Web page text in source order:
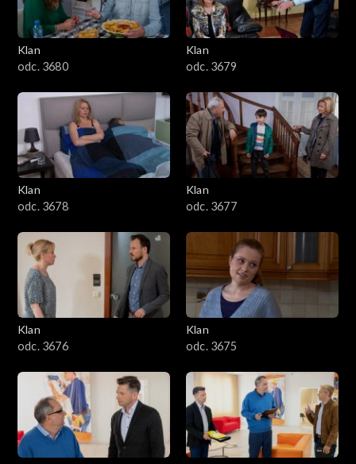
1001–1100
901–1000
801–900
701–800
601–700
501–600
401–500
301–400
201–300
101–200
1–100
Klan
odc. 3680
Klan
odc. 3679
Klan
odc. 3678
Klan
odc. 3677
Klan
odc. 3676
Klan
odc. 3675